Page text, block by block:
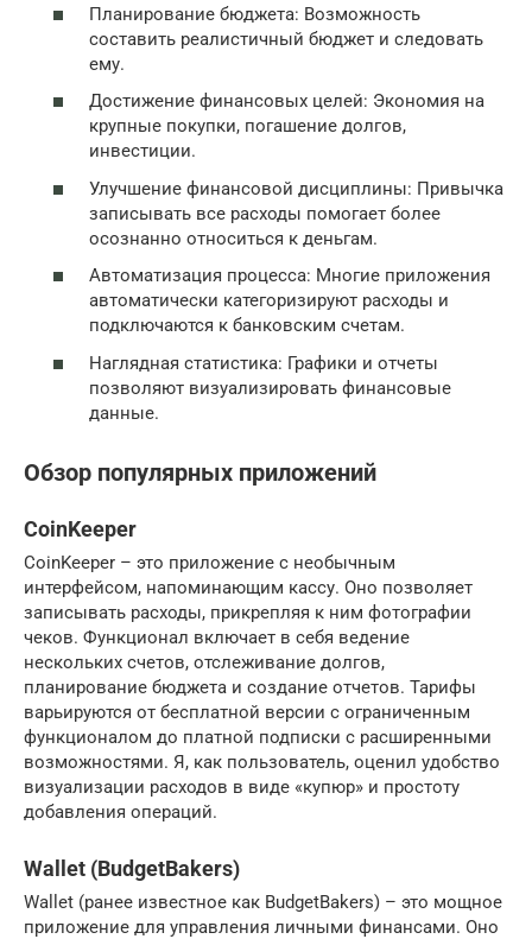
Планирование бюджета: Возможность
составить реалистичный бюджет и следовать
ему.
Достижение финансовых целей: Экономия на
крупные покупки, погашение долгов,
инвестиции.
Улучшение финансовой дисциплины: Привычка
записывать все расходы помогает более
осознанно относиться к деньгам.
Автоматизация процесса: Многие приложения
автоматически категоризируют расходы и
подключаются к банковским счетам.
Наглядная статистика: Графики и отчеты
позволяют визуализировать финансовые
данные.
Обзор популярных приложений
CoinKeeper
CoinKeeper – это приложение с необычным
интерфейсом, напоминающим кассу. Оно позволяет
записывать расходы, прикрепляя к ним фотографии
чеков. Функционал включает в себя ведение
нескольких счетов, отслеживание долгов,
планирование бюджета и создание отчетов. Тарифы
варьируются от бесплатной версии с ограниченным
функционалом до платной подписки с расширенными
возможностями. Я, как пользователь, оценил удобство
визуализации расходов в виде «купюр» и простоту
добавления операций.
Wallet (BudgetBakers)
Wallet (ранее известное как BudgetBakers) – это мощное
приложение для управления личными финансами. Оно